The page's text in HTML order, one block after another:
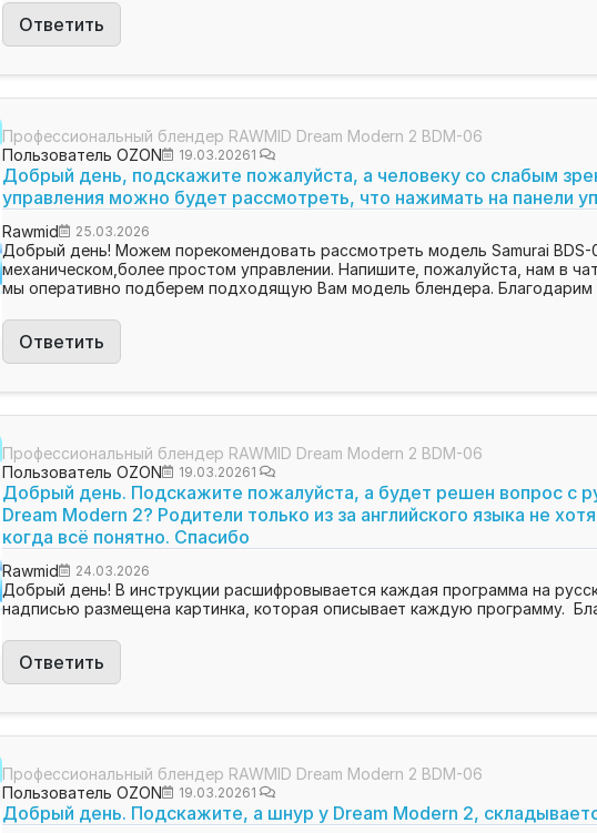
Ответить
Профессиональный блендер RAWMID Dream Modern 2 BDM-06
Пользователь OZON
19.03.20261
Добрый день, подскажите пожалуйста, а человеку со слабым
управления можно будет рассмотреть, что нажимать на панели
Rawmid 25.03.2026
Добрый день! Можем порекомендовать рассмотреть модель Samurai BDS-
механическом,более простом управлении. Напишите, пожалуйста, нам в
мы оперативно подберем подходящую Вам модель блендера. Благодарим
Ответить
Профессиональный блендер RAWMID Dream Modern 2 BDM-06
Пользователь OZON
19.03.20261
Добрый день. Подскажите пожалуйста, а будет решен вопрос с
Dream Modern 2? Родители только из за английского языка не
когда всё понятно. Спасибо
Rawmid 24.03.2026
Добрый день! В инструкции расшифровывается каждая программа на
надписью размещена картинка, которая описывает каждую программу.
Ответить
Профессиональный блендер RAWMID Dream Modern 2 BDM-06
Пользователь OZON
19.03.20261
Добрый день. Подскажите, а шнур у Dream Modern 2,